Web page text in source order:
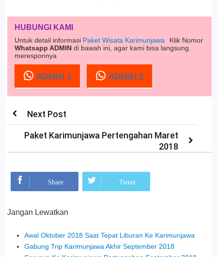
HUBUNGI KAMI
Untuk detail informasi Paket Wisata Karimunjawa
Klik Nomor
Whatsapp ADMIN di bawah ini, agar kami bisa langsung
meresponnya
ADMIN 1 ADMIN 2
Next Post
Paket Karimunjawa Pertengahan Maret
2018
Share Tweet
Jangan Lewatkan
Awal Oktober 2018 Saat Tepat Liburan Ke Karimunjawa
Gabung Trip Karimunjawa Akhir September 2018